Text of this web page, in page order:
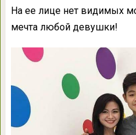
На ее лице нет видимых
мечта любой девушки!